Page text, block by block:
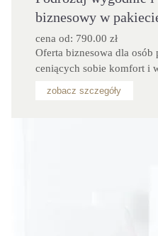
biznesowy w
cena od: 790.00 zł
Oferta biznesowa dla osób
ceniących sobie komfort i
zobacz szczegóły